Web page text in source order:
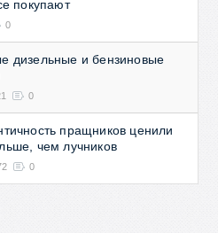
покупают
0
дизельные и бензиновые
0
пращников ценили
чем лучников
0